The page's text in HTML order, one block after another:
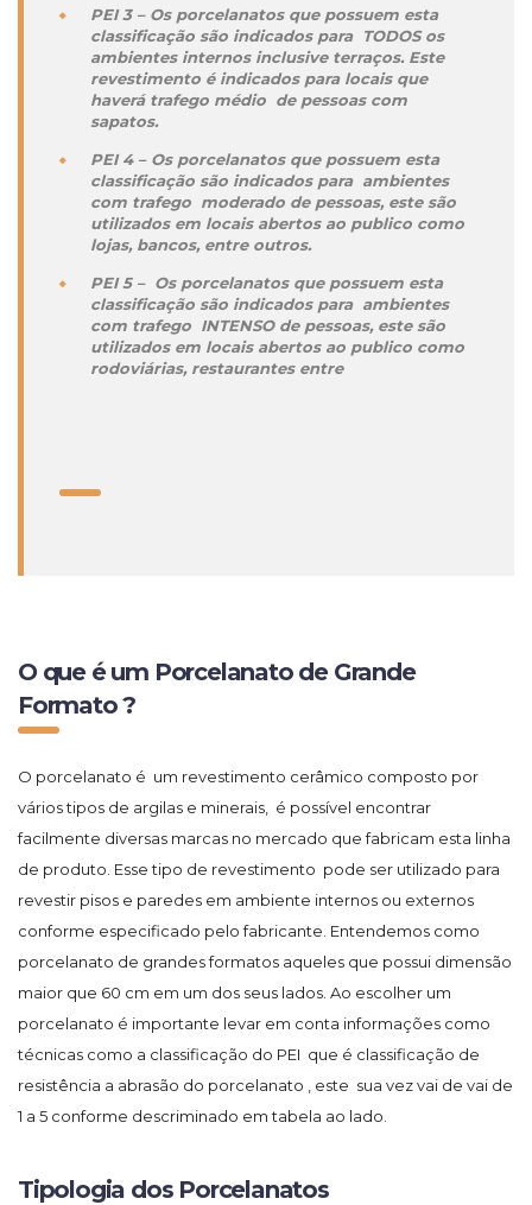
PEI 3 – Os porcelanatos que possuem esta
classificação são indicados para TODOS os
ambientes internos inclusive terraços. Este
revestimento é indicados para locais que
haverá trafego médio de pessoas com
sapatos.
PEI 4 – Os porcelanatos que possuem esta
classificação são indicados para ambientes
com trafego moderado de pessoas, este são
utilizados em locais abertos ao publico como
lojas, bancos, entre outros.
PEI 5 – Os porcelanatos que possuem esta
classificação são indicados para ambientes
com trafego INTENSO de pessoas, este são
utilizados em locais abertos ao publico como
rodoviárias, restaurantes entre
O que é um Porcelanato de Grande
Formato ?
O porcelanato é um revestimento cerâmico composto por
vários tipos de argilas e minerais, é possível encontrar
facilmente diversas marcas no mercado que fabricam esta linha
de produto. Esse tipo de revestimento pode ser utilizado para
revestir pisos e paredes em ambiente internos ou externos
conforme especificado pelo fabricante. Entendemos como
porcelanato de grandes formatos aqueles que possui dimensão
maior que 60 cm em um dos seus lados. Ao escolher um
porcelanato é importante levar em conta informações como
técnicas como a classificação do PEI que é classificação de
resistência a abrasão do porcelanato , este sua vez vai de vai de
1 a 5 conforme descriminado em tabela ao lado.
Tipologia dos Porcelanatos